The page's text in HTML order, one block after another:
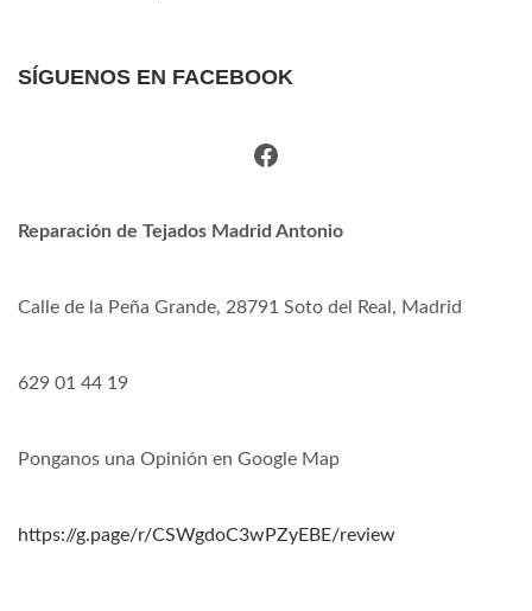
SÍGUENOS EN FACEBOOK
Facebook
Reparación de Tejados Madrid Antonio
Calle de la Peña Grande, 28791 Soto del Real, Madrid
629 01 44 19
Ponganos una Opinión en Google Map
https://g.page/r/CSWgdoC3wPZyEBE/review